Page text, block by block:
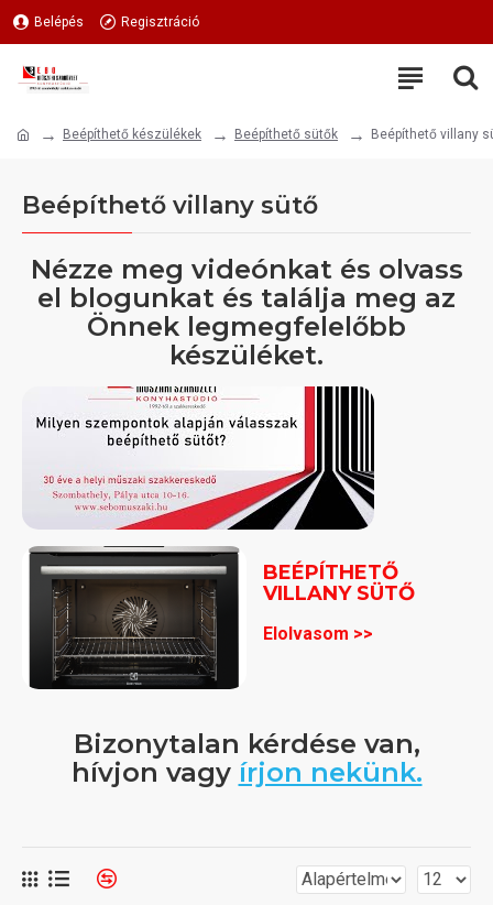
Belépés Regisztráció
Beépíthető készülékek Beépíthető sütők Beépíthető villany
Beépíthető villany sütő
Nézze meg videónkat és olvass
el blogunkat és találja meg az
Önnek legmegfelelőbb
készüléket.
BEÉPÍTHETŐ
VILLANY SÜTŐ
Elolvasom >>
Bizonytalan kérdése van,
hívjon vagy írjon nekünk.